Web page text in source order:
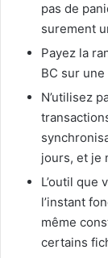
pas de
surement
Payez la
BC sur une
N’utilisez
jours, et je
L’outil que
l’instant
même
certains